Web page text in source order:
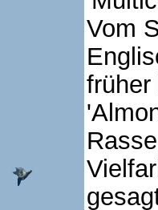
Vom
früher